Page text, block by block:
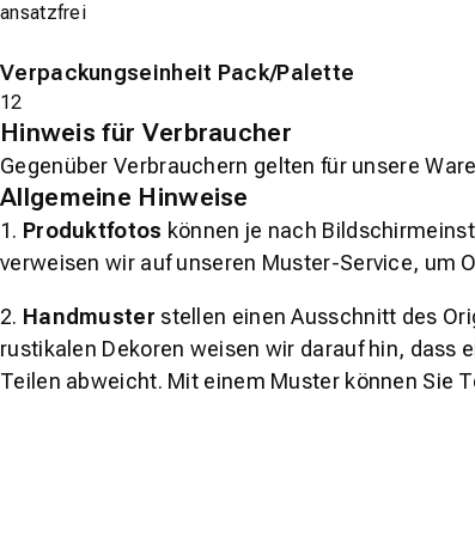
ansatzfrei
Verpackungseinheit Pack/Palette
12
Hinweis für Verbraucher
Gegenüber Verbrauchern gelten für unsere
Allgemeine Hinweise
1. Produktfotos können je nach
verweisen wir auf unseren Muster-Service, um
2. Handmuster stellen einen Ausschnitt des
rustikalen Dekoren weisen wir darauf hin, dass
Teilen abweicht. Mit einem Muster können Sie